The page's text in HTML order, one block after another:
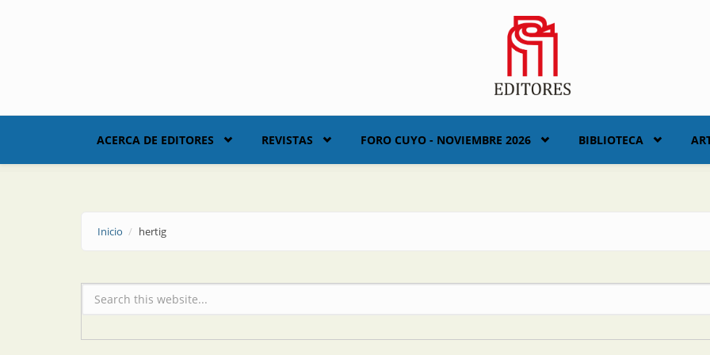
ACERCA DE EDITORES REVISTAS FORO CUYO - NOVIEMBRE 2026 BIBLIOTECA
Inicio hertig
Formulario de búsqueda